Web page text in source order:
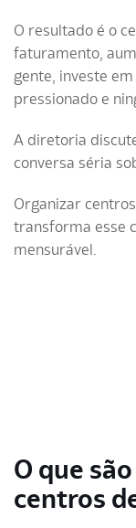
O resultado é o
faturamento,
gente, investe
pressionado e
A diretoria
conversa séria
Organizar
transforma esse
mensurável.
O que
centros